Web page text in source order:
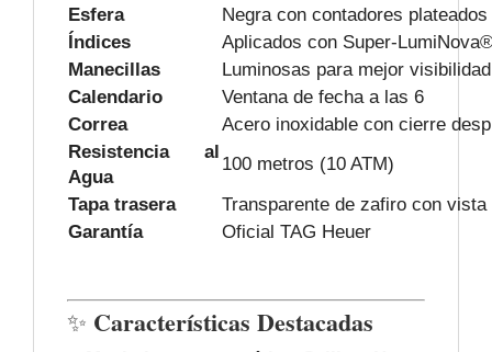
Esfera
Negra con contadores plateados
Índices
Aplicados con Super-
Manecillas
Luminosas para mejor visibilidad
Calendario
Ventana de fecha a las 6
Correa
Acero inoxidable con cierre
Resistencia al
Agua
100 metros (10 ATM)
Tapa trasera
Transparente de zafiro con
Garantía
Oficial TAG Heuer
✨ Características Destacadas